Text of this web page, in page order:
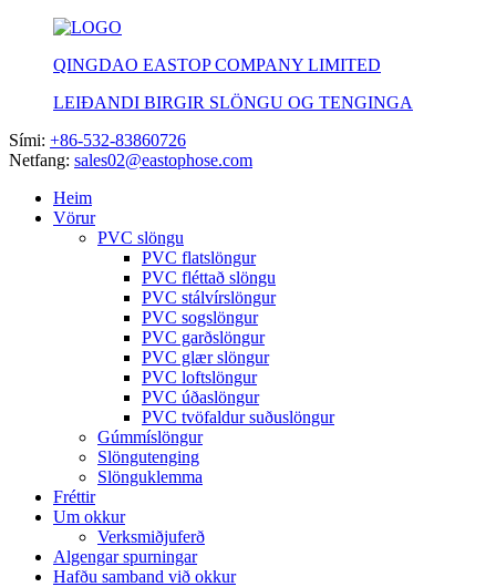
QINGDAO EASTOP COMPANY LIMITED
LEIÐANDI BIRGIR SLÖNGU OG TENGINGA
Sími: +86-532-83860726
Netfang: sales02@eastophose.com
Heim
Vörur
PVC slöngu
PVC flatslöngur
PVC fléttað slöngu
PVC stálvírslöngur
PVC sogslöngur
PVC garðslöngur
PVC glær slöngur
PVC loftslöngur
PVC úðaslöngur
PVC tvöfaldur suðuslöngur
Gúmmíslöngur
Slöngutenging
Slönguklemma
Fréttir
Um okkur
Verksmiðjuferð
Algengar spurningar
Hafðu samband við okkur